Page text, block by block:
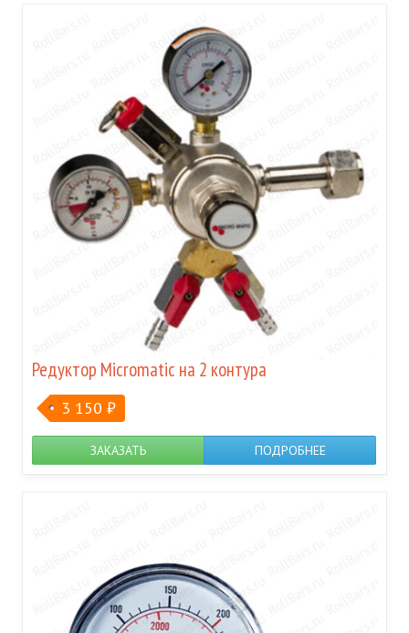
Редуктор Micromatic на 2 контура
3 150 ₽
ЗАКАЗАТЬ ПОДРОБНЕЕ